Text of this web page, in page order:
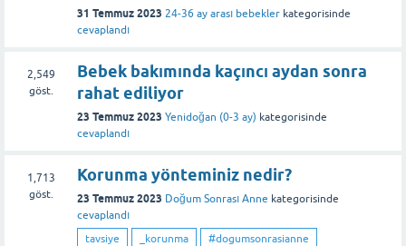
31 Temmuz 2023 24-36 ay arası bebekler kategorisinde
cevaplandı
2,549
göst.
Bebek bakımında kaçıncı aydan sonra
rahat ediliyor
23 Temmuz 2023 Yenidoğan (0-3 ay) kategorisinde
cevaplandı
1,713
göst.
Korunma yönteminiz nedir?
23 Temmuz 2023 Doğum Sonrası Anne kategorisinde
cevaplandı
tavsiye
_korunma #dogumsonrasianne